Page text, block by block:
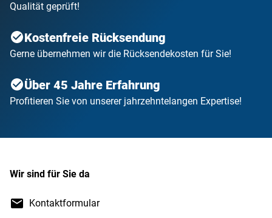
Qualität geprüft!
Kostenfreie Rücksendung
Gerne übernehmen wir die Rücksendekosten für Sie!
Über 45 Jahre Erfahrung
Profitieren Sie von unserer jahrzehntelangen Expertise!
Wir sind für Sie da
Kontaktformular